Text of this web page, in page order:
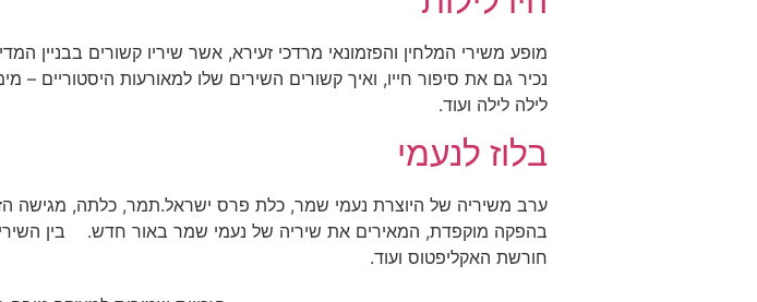
מופע משירי המלחין והפזמונאי מרדכי זעירא, אשר שיריו קשורים בבניין
נכיר גם את סיפור חייו, ואיך קשורים השירים שלו למאורעות היסטוריים
לילה לילה ועוד.
בלוז לנעמי
ערב משיריה של היוצרת נעמי שמר, כלת פרס ישראל.תמר, כלתה, מגישה
בהפקה מוקפדת, המאירים את שיריה של נעמי שמר באור חדש. בין
חורשת האקליפטוס ועוד.